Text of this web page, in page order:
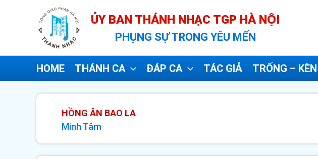
dung
ỦY BAN THÁNH NHẠC TGP HÀ NỘI
PHỤNG SỰ TRONG YÊU MẾN
HOME THÁNH CA ĐÁP CA TÁC GIẢ TRỐNG – KÈN
HỒNG ÂN BAO LA
Minh Tâm